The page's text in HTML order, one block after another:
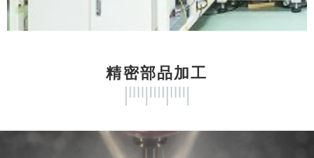
精密部品加工